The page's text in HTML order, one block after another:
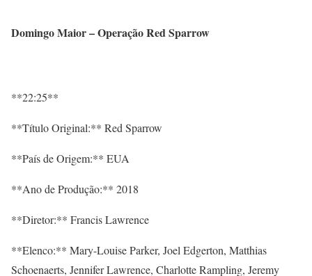
Domingo Maior – Operação Red Sparrow
**22:25**
**Título Original:** Red Sparrow
**País de Origem:** EUA
**Ano de Produção:** 2018
**Diretor:** Francis Lawrence
**Elenco:** Mary-Louise Parker, Joel Edgerton, Matthias
Schoenaerts, Jennifer Lawrence, Charlotte Rampling, Jeremy